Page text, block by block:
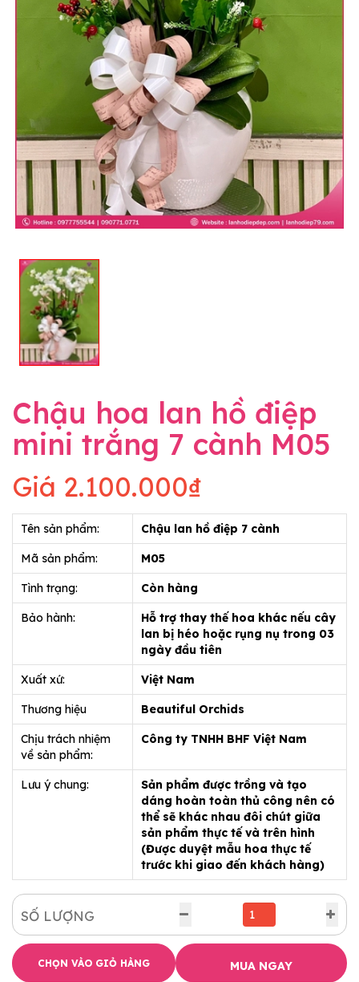
Chậu hoa lan hồ điệp
mini trắng 7 cành M05
Giá 2.100.000₫
Tên sản phẩm: Chậu lan hồ điệp 7 cành
Mã sản phẩm: M05
Tình trạng: Còn hàng
Bảo hành:
Hỗ trợ thay thế hoa khác nếu cây
lan bị héo hoặc rụng nụ trong 03
ngày đầu tiên
Xuất xứ: Việt Nam
Thương hiệu Beautiful Orchids
Chịu trách nhiệm
về sản phẩm:
Công ty TNHH BHF Việt Nam
Lưu ý chung:
Sản phẩm được trồng và tạo
dáng hoàn toàn thủ công nên có
thể sẽ khác nhau đôi chút giữa
sản phẩm thực tế và trên hình
(Được duyệt mẫu hoa thực tế
trước khi giao đến khách hàng)
SỐ LƯỢNG
CHỌN VÀO GIỎ HÀNG MUA NGAY